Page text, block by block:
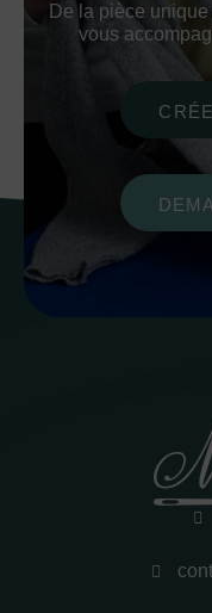
De la pièce
vous